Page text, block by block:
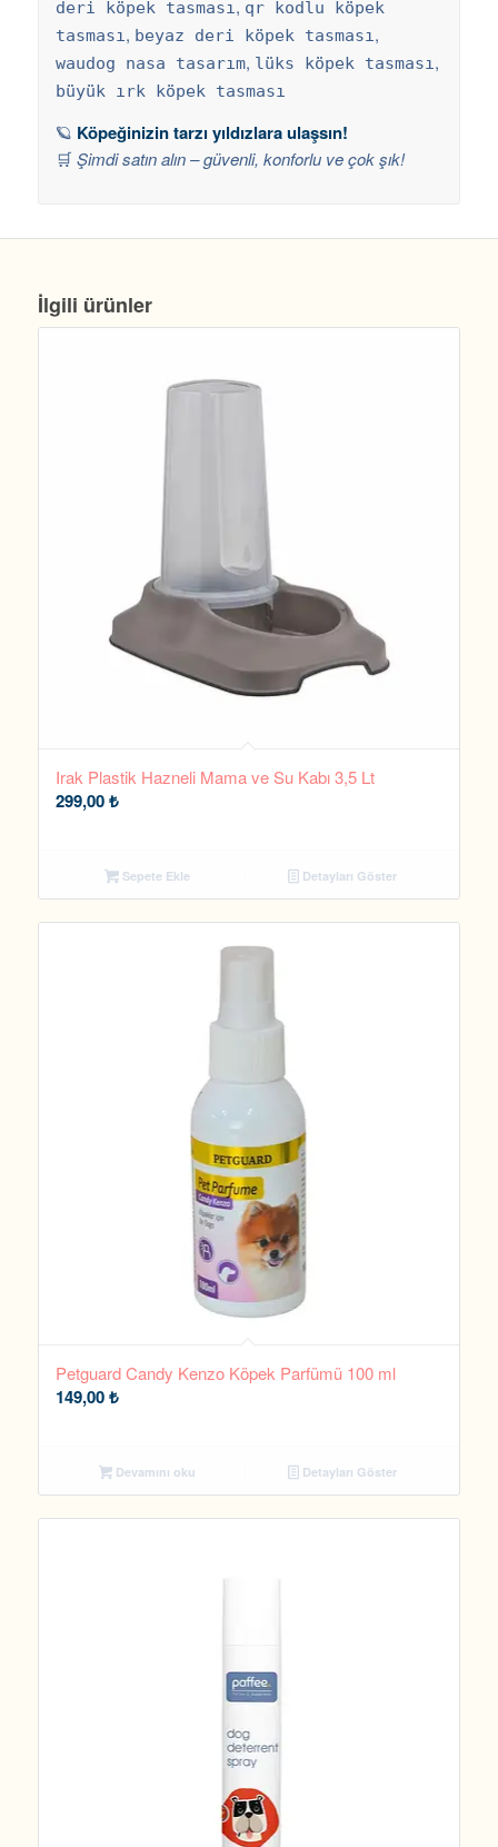
deri köpek tasması, qr kodlu köpek
tasması, beyaz deri köpek tasması,
waudog nasa tasarım, lüks köpek tasması,
büyük ırk köpek tasması
🪐 Köpeğinizin tarzı yıldızlara ulaşsın!
🛒 Şimdi satın alın – güvenli, konforlu ve çok şık!
İlgili ürünler
Irak Plastik Hazneli Mama ve Su Kabı 3,5 Lt
299,00₺
Sepete Ekle Detayları Göster
Petguard Candy Kenzo Köpek Parfümü 100 ml
149,00₺
Devamını oku Detayları Göster